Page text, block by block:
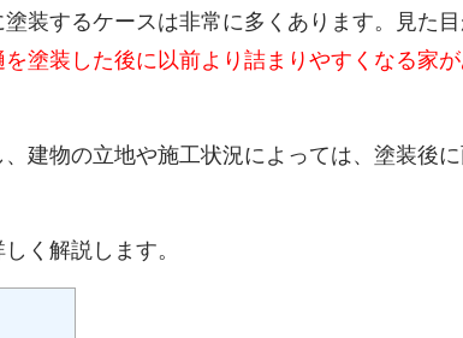
装するケースは非常に多くあります。見た目
を塗装した後に以前より詰まりやすくなる家
建物の立地や施工状況によっては、塗装後
く解説します。